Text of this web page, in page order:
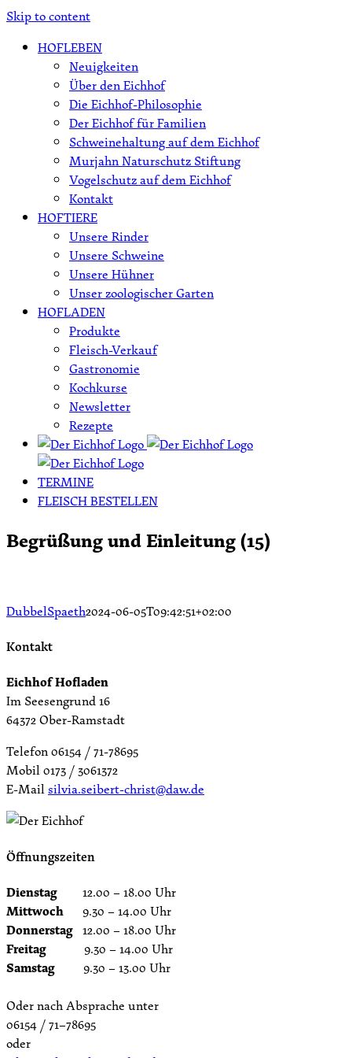
Skip to content
HOFLEBEN
Neuigkeiten
Über den Eichhof
Die Eichhof-Philosophie
Der Eichhof für Familien
Schweinehaltung auf dem Eichhof
Murjahn Naturschutz Stiftung
Vogelschutz auf dem Eichhof
Kontakt
HOFTIERE
Unsere Rinder
Unsere Schweine
Unsere Hühner
Unser zoologischer Garten
HOFLADEN
Produkte
Fleisch-Verkauf
Gastronomie
Kochkurse
Newsletter
Rezepte
TERMINE
FLEISCH BESTELLEN
Begrüßung und Einleitung (15)
DubbelSpaeth2024-06-05T09:42:51+02:00
Kontakt
Eichhof Hofladen
Im Seesengrund 16
64372 Ober-Ramstadt
Telefon 06154 / 71-78695
Mobil 0173 / 3061372
E-Mailsilvia.seibert-christ@daw.de
Öffnungszeiten
Dienstag 12.00 – 18.00 Uhr
Mittwoch 9.30 – 14.00 Uhr
Donnerstag 12.00 – 18.00 Uhr
Freitag 9.30 – 14.00 Uhr
Samstag 9.30 – 13.00 Uhr
Oder nach Absprache unter
06154 / 71–78695
oder